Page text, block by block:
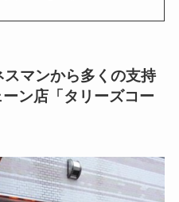
マンから多くの支持
ン店「タリーズコー